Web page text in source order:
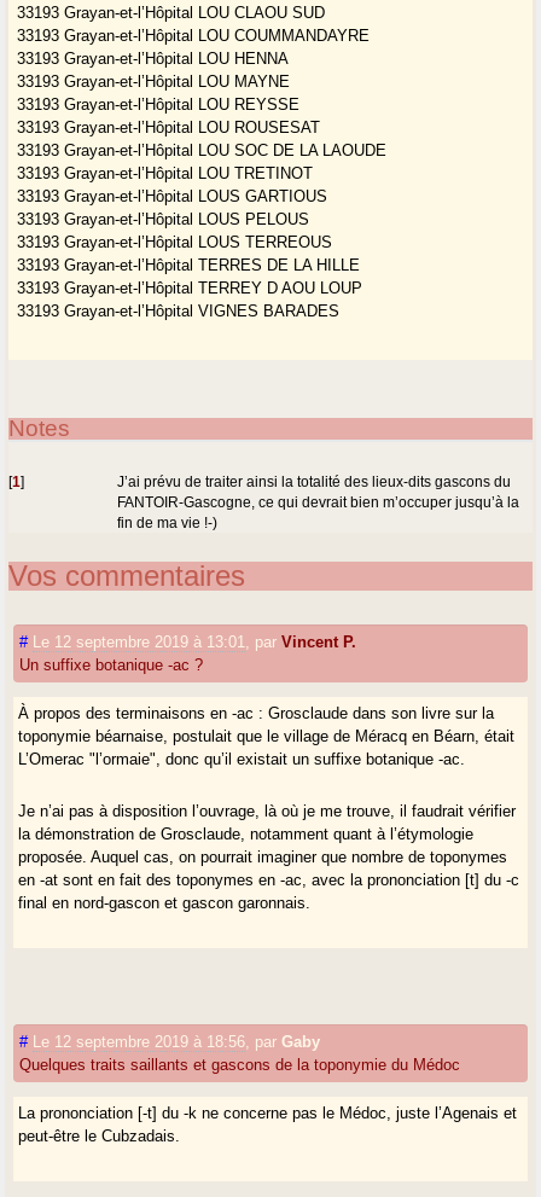
33193 Grayan-et-l’Hôpital LOU CLAOU SUD
33193 Grayan-et-l’Hôpital LOU COUMMANDAYRE
33193 Grayan-et-l’Hôpital LOU HENNA
33193 Grayan-et-l’Hôpital LOU MAYNE
33193 Grayan-et-l’Hôpital LOU REYSSE
33193 Grayan-et-l’Hôpital LOU ROUSESAT
33193 Grayan-et-l’Hôpital LOU SOC DE LA LAOUDE
33193 Grayan-et-l’Hôpital LOU TRETINOT
33193 Grayan-et-l’Hôpital LOUS GARTIOUS
33193 Grayan-et-l’Hôpital LOUS PELOUS
33193 Grayan-et-l’Hôpital LOUS TERREOUS
33193 Grayan-et-l’Hôpital TERRES DE LA HILLE
33193 Grayan-et-l’Hôpital TERREY D AOU LOUP
33193 Grayan-et-l’Hôpital VIGNES BARADES
Notes
[1]
J’ai prévu de traiter ainsi la totalité des lieux-dits gascons du
FANTOIR-Gascogne, ce qui devrait bien m’occuper jusqu’à la
fin de ma vie !-)
Vos commentaires
# Le 12 septembre 2019 à 13:01 parVincent P.
Un suffixe botanique -ac ?
À propos des terminaisons en -ac : Grosclaude dans son livre sur la
toponymie béarnaise, postulait que le village de Méracq en Béarn, était
L’Omerac "l’ormaie", donc qu’il existait un suffixe botanique -ac.
Je n’ai pas à disposition l’ouvrage, là où je me trouve, il faudrait vérifier
la démonstration de Grosclaude, notamment quant à l’étymologie
proposée. Auquel cas, on pourrait imaginer que nombre de toponymes
en -at sont en fait des toponymes en -ac, avec la prononciation [t] du -c
final en nord-gascon et gascon garonnais.
# Le 12 septembre 2019 à 18:56 parGaby
Quelques traits saillants et gascons de la toponymie du Médoc
La prononciation [-t] du -k ne concerne pas le Médoc, juste l’Agenais et
peut-être le Cubzadais.